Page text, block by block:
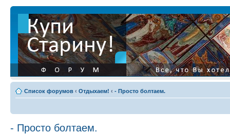
Список форумов ‹ Отдыхаем! ‹ - Просто болтаем.
- Просто болтаем.